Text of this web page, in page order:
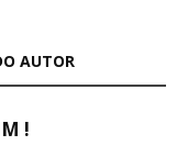
AUTOR
!